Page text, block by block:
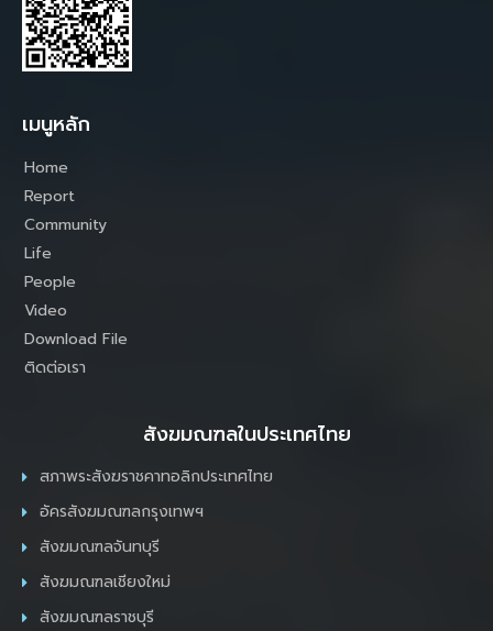
เมนูหลัก
Home
Report
Community
Life
People
Video
Download File
ติดต่อเรา
สังฆมณฑลในประเทศไทย
สภาพระสังฆราชคาทอลิกประเทศไทย
อัครสังฆมณฑลกรุงเทพฯ
สังฆมณฑลจันทบุรี
สังฆมณฑลเชียงใหม่
สังฆมณฑลราชบุรี